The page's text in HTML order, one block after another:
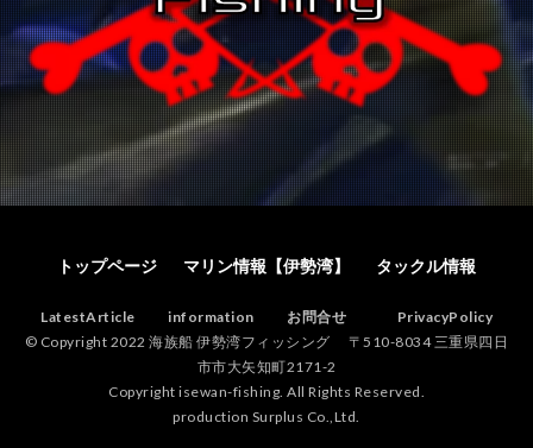
トップページ マリン情報【伊勢湾】 タックル情報
LatestArticle information お問合せ
PrivacyPolicy
© Copyright 2022 海族船 伊勢湾フィッシング 〒510-8034 三重県四日
市市大矢知町2171-2
Copyright isewan-fishing. All Rights Reserved.
production Surplus Co.,Ltd.